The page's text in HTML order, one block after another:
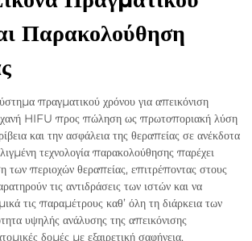
Παρακολούθηση
πραγματικού χρόνου για απεικόνιση
HIFU προς πώληση ως πρωτοποριακή λύση
και την ασφάλεια της θεραπείας σε ανέκδοτα
τεχνολογία παρακολούθησης παρέχει
των περιοχών θεραπείας, επιτρέποντας στους
τις αντιδράσεις των ιστών και να
τις παραμέτρους καθ’ όλη τη διάρκεια των
υψηλής ανάλυσης της απεικόνισης
δομές με εξαιρετική σαφήνεια,